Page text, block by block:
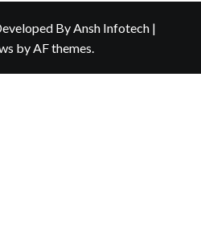
By Ansh Infotech |
by AF themes.